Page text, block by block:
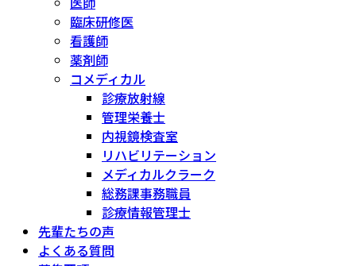
臨床研修医
看護師
薬剤師
コメディカル
診療放射線
管理栄養士
内視鏡検査室
リハビリテーション
メディカルクラーク
総務課事務職員
診療情報管理士
先輩たちの声
よくある質問